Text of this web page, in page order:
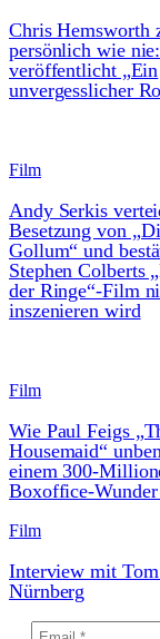
Chris Hemsworth
persönlich wie
veröffentlicht „Ein
unvergesslicher
Film
Andy Serkis
Besetzung von
Gollum“ und
Stephen Colberts
der Ringe“-Film
inszenieren wird
Film
Wie Paul Feigs
Housemaid“
einem 300-
Boxoffice-
Film
Interview mit
Nürnberg